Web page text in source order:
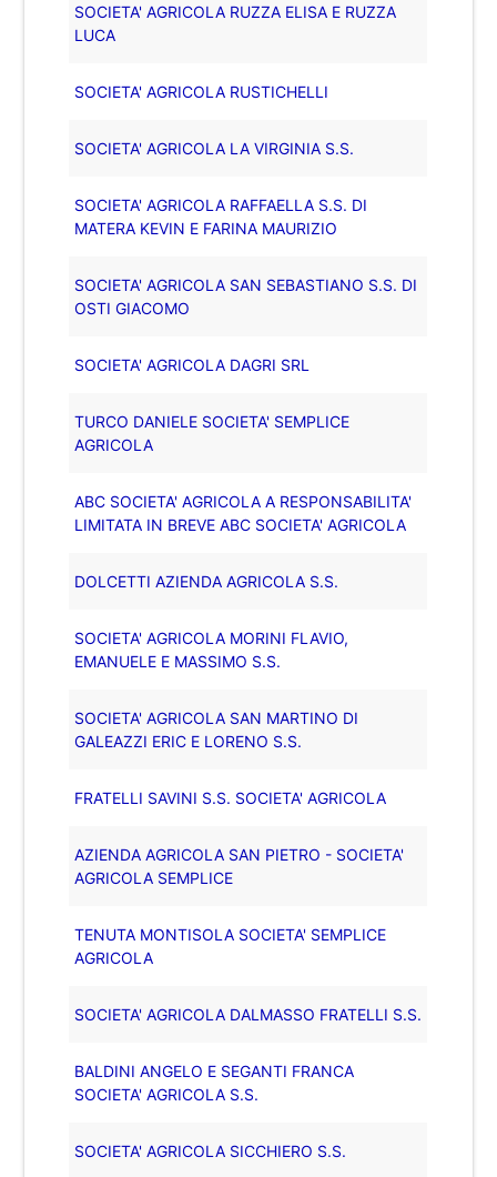
SOCIETA' AGRICOLA RUZZA ELISA E RUZZA
LUCA
SOCIETA' AGRICOLA RUSTICHELLI
SOCIETA' AGRICOLA LA VIRGINIA S.S.
SOCIETA' AGRICOLA RAFFAELLA S.S. DI
MATERA KEVIN E FARINA MAURIZIO
SOCIETA' AGRICOLA SAN SEBASTIANO S.S. DI
OSTI GIACOMO
SOCIETA' AGRICOLA DAGRI SRL
TURCO DANIELE SOCIETA' SEMPLICE
AGRICOLA
ABC SOCIETA' AGRICOLA A RESPONSABILITA'
LIMITATA IN BREVE ABC SOCIETA' AGRICOLA
DOLCETTI AZIENDA AGRICOLA S.S.
SOCIETA' AGRICOLA MORINI FLAVIO,
EMANUELE E MASSIMO S.S.
SOCIETA' AGRICOLA SAN MARTINO DI
GALEAZZI ERIC E LORENO S.S.
FRATELLI SAVINI S.S. SOCIETA' AGRICOLA
AZIENDA AGRICOLA SAN PIETRO - SOCIETA'
AGRICOLA SEMPLICE
TENUTA MONTISOLA SOCIETA' SEMPLICE
AGRICOLA
SOCIETA' AGRICOLA DALMASSO FRATELLI S.S.
BALDINI ANGELO E SEGANTI FRANCA
SOCIETA' AGRICOLA S.S.
SOCIETA' AGRICOLA SICCHIERO S.S.